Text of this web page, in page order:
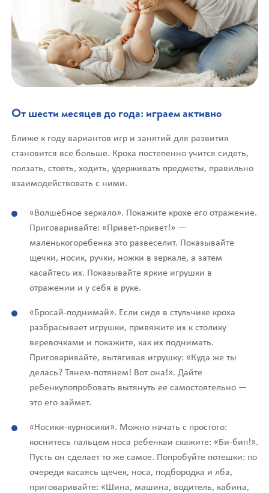
От шести месяцев до года: играем активно
Ближе к году вариантов игр и занятий для развития
становится все больше. Кроха постепенно учится сидеть,
ползать, стоять, ходить, удерживать предметы, правильно
взаимодействовать с ними.
«Волшебное зеркало». Покажите крохе его отражение.
Приговаривайте: «Привет-привет!» —
маленькогоребенка это развеселит. Показывайте
щечки, носик, ручки, ножки в зеркале, а затем
касайтесь их. Показывайте яркие игрушки в
отражении и у себя в руке.
«Бросай-поднимай». Если сидя в стульчике кроха
разбрасывает игрушки, привяжите их к столику
веревочками и покажите, как их поднимать.
Приговаривайте, вытягивая игрушку: «Куда же ты
делась? Тянем-потянем! Вот она!». Дайте
ребенкупопробовать вытянуть ее самостоятельно —
это его займет.
«Носики-курносики». Можно начать с простого:
коснитесь пальцем носа ребенкаи скажите: «Би-бип!».
Пусть он сделает то же самое. Попробуйте потешки: по
очереди касаясь щечек, носа, подбородка и лба,
приговаривайте: «Шина, машина, водитель, кабина,